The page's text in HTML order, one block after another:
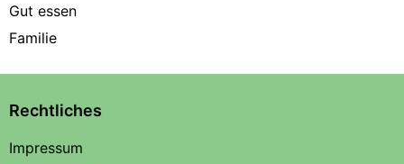
Gut essen
Familie
Rechtliches
Impressum